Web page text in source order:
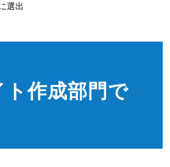
選出
ト作成部門で